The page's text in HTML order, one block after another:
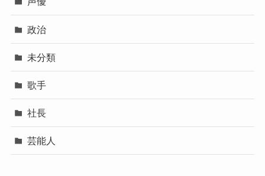
政治
未分類
歌手
社長
芸能人